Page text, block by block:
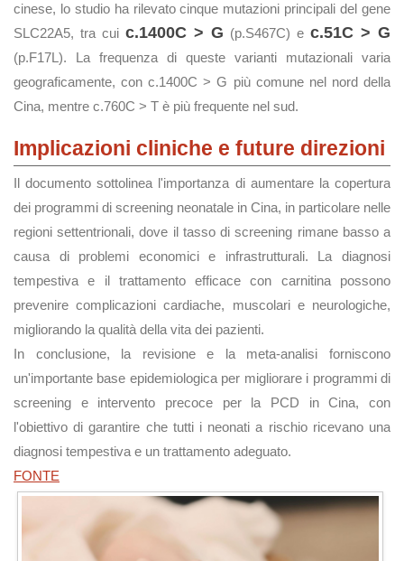
cinese, lo studio ha rilevato cinque mutazioni principali del gene
SLC22A5, tra cui c.1400C > G (p.S467C) e c.51C > G
(p.F17L). La frequenza di queste varianti mutazionali varia
geograficamente, con c.1400C > G più comune nel nord della
Cina, mentre c.760C > T è più frequente nel sud.
Implicazioni cliniche e future direzioni
Il documento sottolinea l'importanza di aumentare la copertura
dei programmi di screening neonatale in Cina, in particolare nelle
regioni settentrionali, dove il tasso di screening rimane basso a
causa di problemi economici e infrastrutturali. La diagnosi
tempestiva e il trattamento efficace con carnitina possono
prevenire complicazioni cardiache, muscolari e neurologiche,
migliorando la qualità della vita dei pazienti.
In conclusione, la revisione e la meta-analisi forniscono
un'importante base epidemiologica per migliorare i programmi di
screening e intervento precoce per la PCD in Cina, con
l'obiettivo di garantire che tutti i neonati a rischio ricevano una
diagnosi tempestiva e un trattamento adeguato.
FONTE